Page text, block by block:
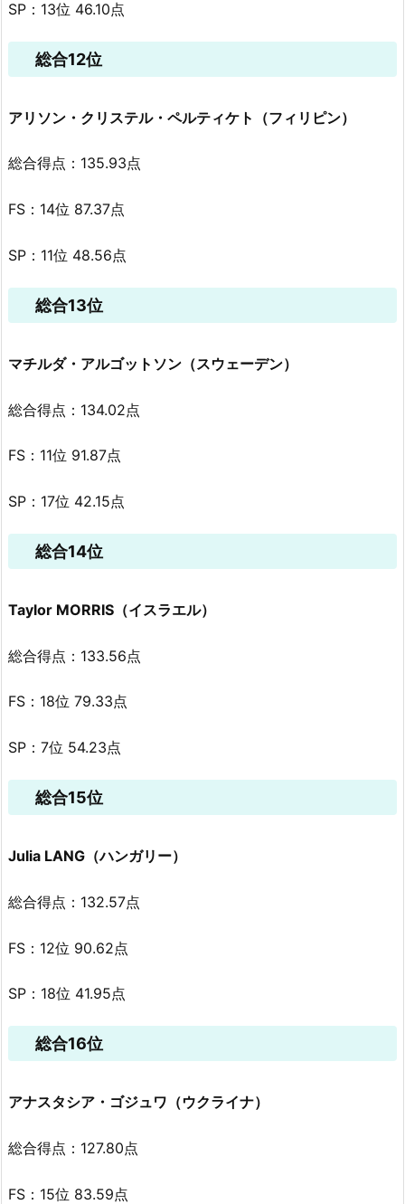
SP：13位 46.10点
総合12位
アリソン・クリステル・ペルティケト（フィリピン）
総合得点：135.93点
FS：14位 87.37点
SP：11位 48.56点
総合13位
マチルダ・アルゴットソン（スウェーデン）
総合得点：134.02点
FS：11位 91.87点
SP：17位 42.15点
総合14位
Taylor MORRIS（イスラエル）
総合得点：133.56点
FS：18位 79.33点
SP：7位 54.23点
総合15位
Julia LANG（ハンガリー）
総合得点：132.57点
FS：12位 90.62点
SP：18位 41.95点
総合16位
アナスタシア・ゴジュワ（ウクライナ）
総合得点：127.80点
FS：15位 83.59点